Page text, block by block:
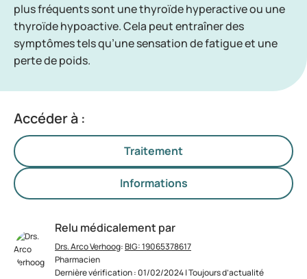
plus fréquents sont une thyroïde hyperactive ou une
thyroïde hypoactive. Cela peut entraîner des
symptômes tels qu’une sensation de fatigue et une
perte de poids.
Accéder à :
Traitement
Informations
Relu médicalement par
Drs. Arco Verhoog:BIG: 19065378617
Pharmacien
Dernière vérification : 01/02/2024 | Toujours d’actualité